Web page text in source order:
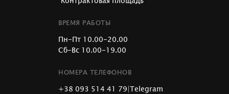
ВРЕМЯ РАБОТЫ
Пн-Пт 10.00-20.00
Сб-Вс 10.00-19.00
НОМЕРА ТЕЛЕФОНОВ
+38 093 514 41 79|Telegram